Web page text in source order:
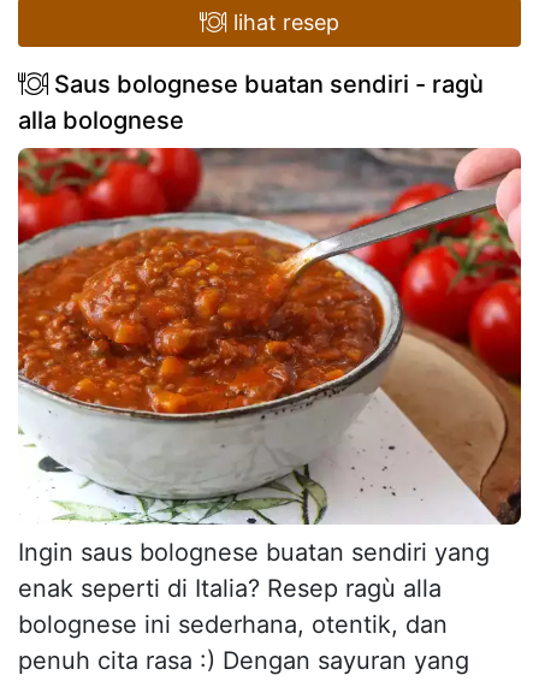
lihat resep
Saus bolognese buatan sendiri - ragù
alla bolognese
Ingin saus bolognese buatan sendiri yang
enak seperti di Italia? Resep ragù alla
bolognese ini sederhana, otentik, dan
penuh cita rasa :) Dengan sayuran yang